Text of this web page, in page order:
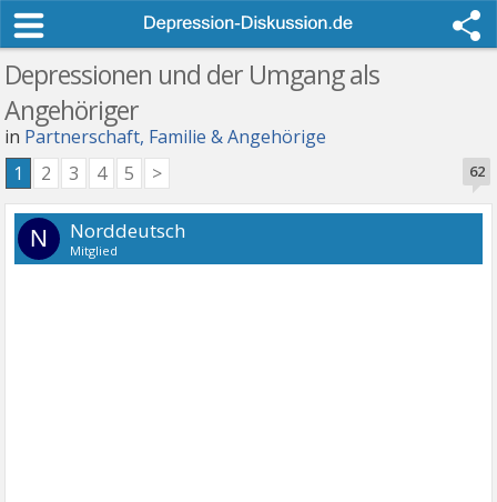
Depressionen und der Umgang als
Angehöriger
in Partnerschaft, Familie & Angehörige
62
1 2 3 4 5 >
N Norddeutsch
Mitglied